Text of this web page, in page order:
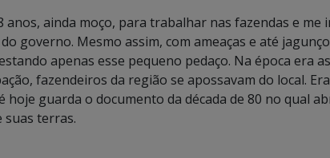
anos, ainda moço, para trabalhar nas fazendas e
governo. Mesmo assim, com ameaças e até
apenas esse pequeno pedaço. Na época era
fazendeiros da região se apossavam do local.
hoje guarda o documento da década de 80 no qual
suas terras.